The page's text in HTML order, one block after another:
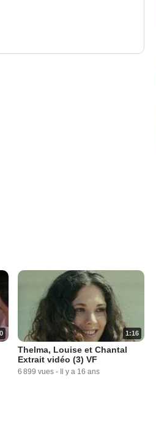
1:16
Thelma, Louise et Chantal
Extrait vidéo (3) VF
6 899 vues - Il y a 16 ans